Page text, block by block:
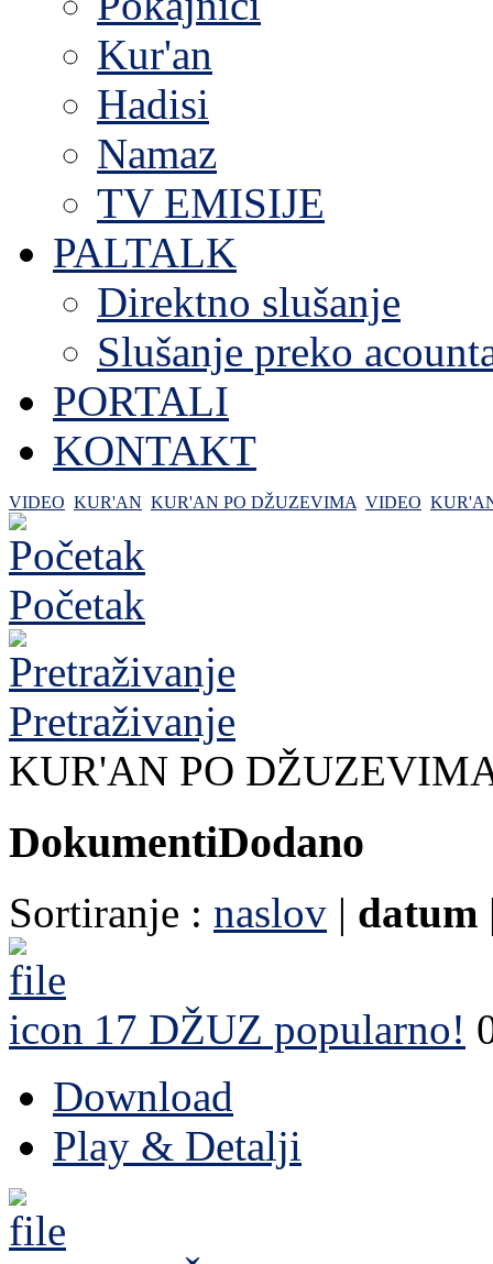
Kur'an
Hadisi
Namaz
TV EMISIJE
PALTALK
Direktno slušanje
Slušanje preko
PORTALI
KONTAKT
VIDEO KUR'AN KUR'AN PO DŽUZEVIMA VIDEO
Početak
Pretraživanje
KUR'AN PO
DokumentiDodano
Sortiranje : naslov | datum
17 DŽUZ popularno!
Download
Play & Detalji